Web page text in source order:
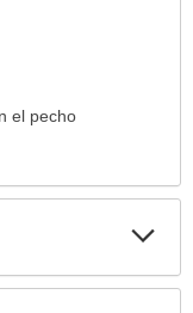
el pecho